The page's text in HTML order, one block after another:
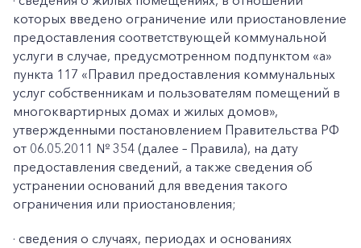
которых введено ограничение или приостановление
предоставления соответствующей коммунальной
услуги в случае, предусмотренном подпунктом «а»
пункта 117 «Правил предоставления коммунальных
услуг собственникам и пользователям помещений в
многоквартирных домах и жилых домов»,
утвержденными постановлением Правительства РФ
от 06.05.2011 № 354 (далее – Правила), на дату
предоставления сведений, а также сведения об
устранении оснований для введения такого
ограничения или приостановления;
· сведения о случаях, периодах и основаниях